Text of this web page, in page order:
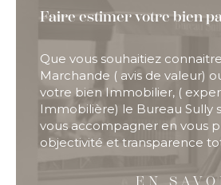
Faire estimer votre bien
Que vous souhaitiez
Marchande ( avis de valeur)
votre bien Immobilier, (
Immobilière) le Bureau Sully
vous accompagner en vous
objectivité et transparence
EN